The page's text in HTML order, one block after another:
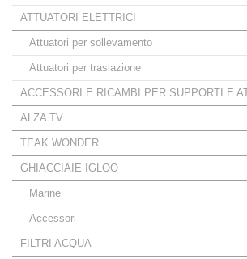
ATTUATORI ELETTRICI
Attuatori per sollevamento
Attuatori per traslazione
ACCESSORI E RICAMBI PER SUPPORTI E
ALZA TV
TEAK WONDER
GHIACCIAIE IGLOO
Marine
Accessori
FILTRI ACQUA